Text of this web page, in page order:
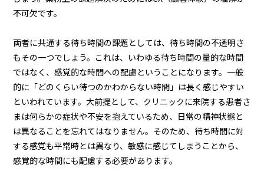
不可欠です。
両者に共通する待ち時間の課題としては、待ち時間の不透明さ
もその一つでしょう。これは、いわゆる待ち時間の量的な時間
ではなく、感覚的な時間への配慮ということになります。一般
的に「どのくらい待つのかわからない時間」は長く感じやすい
といわれています。大前提として、クリニックに来院する患者さ
まは何らかの症状や不安を抱えているため、日常の精神状態と
は異なることを忘れてはなりません。そのため、待ち時間に対
する感覚も平常時とは異なり、敏感に感じてしまうことから、
感覚的な時間にも配慮する必要があります。